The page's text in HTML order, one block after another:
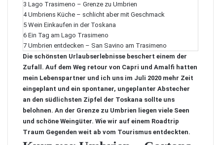
3 Lago Trasimeno – Grenze zu Umbrien
4 Umbriens Küche – schlicht aber mit Geschmack
5 Wein Einkaufen in der Toskana
6 Ein Tag am Lago Trasimeno
7 Umbrien entdecken – San Savino am Trasimeno
Die schönsten Urlaubserlebnisse beschert einem der
Zufall. Auf dem Weg retour von Capri und Amalfi hatten
mein Lebenspartner und ich uns im Juli 2020 mehr Zeit
eingeplant und ein spontaner, ungeplanter Abstecher
an den südlichsten Zipfel der Toskana sollte uns
belohnen. An der Grenze zu Umbrien liegen viele Seen
und schöne Weingüter. Wie wir auf einem Roadtrip
Traum Gegenden weit ab vom Tourismus entdeckten.